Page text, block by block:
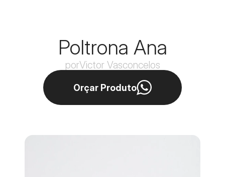
Poltrona Ana
porVictor Vasconcelos
Orçar Produto